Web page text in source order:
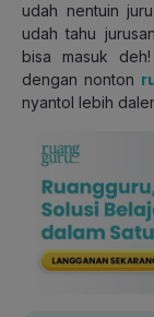
udah nentuin
udah tahu
bisa masuk
dengan nonton
nyantol lebih